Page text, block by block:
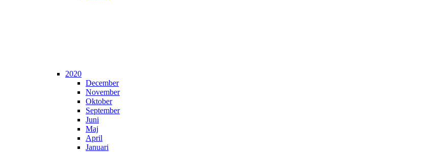
2020
December
November
Oktober
September
Juni
Maj
April
Januari